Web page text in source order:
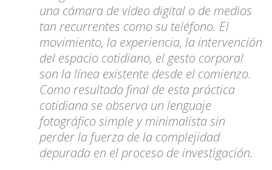
una cámara de vídeo digital o de medios
tan recurrentes como su teléfono. El
movimiento, la experiencia, la intervención
del espacio cotidiano, el gesto corporal
son la línea existente desde el comienzo.
Como resultado final de esta práctica
cotidiana se observa un lenguaje
fotográfico simple y minimalista sin
perder la fuerza de la complejidad
depurada en el proceso de investigación.